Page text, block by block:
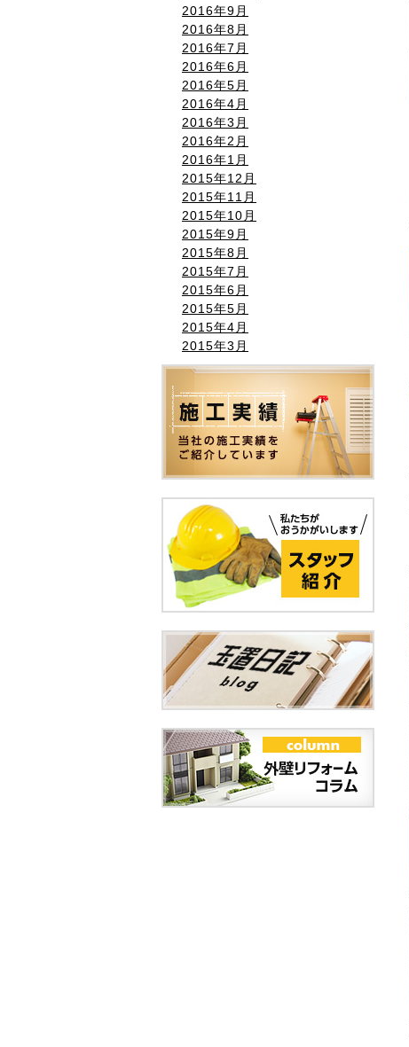
2016年9月
2016年8月
2016年7月
2016年6月
2016年5月
2016年4月
2016年3月
2016年2月
2016年1月
2015年12月
2015年11月
2015年10月
2015年9月
2015年8月
2015年7月
2015年6月
2015年5月
2015年4月
2015年3月